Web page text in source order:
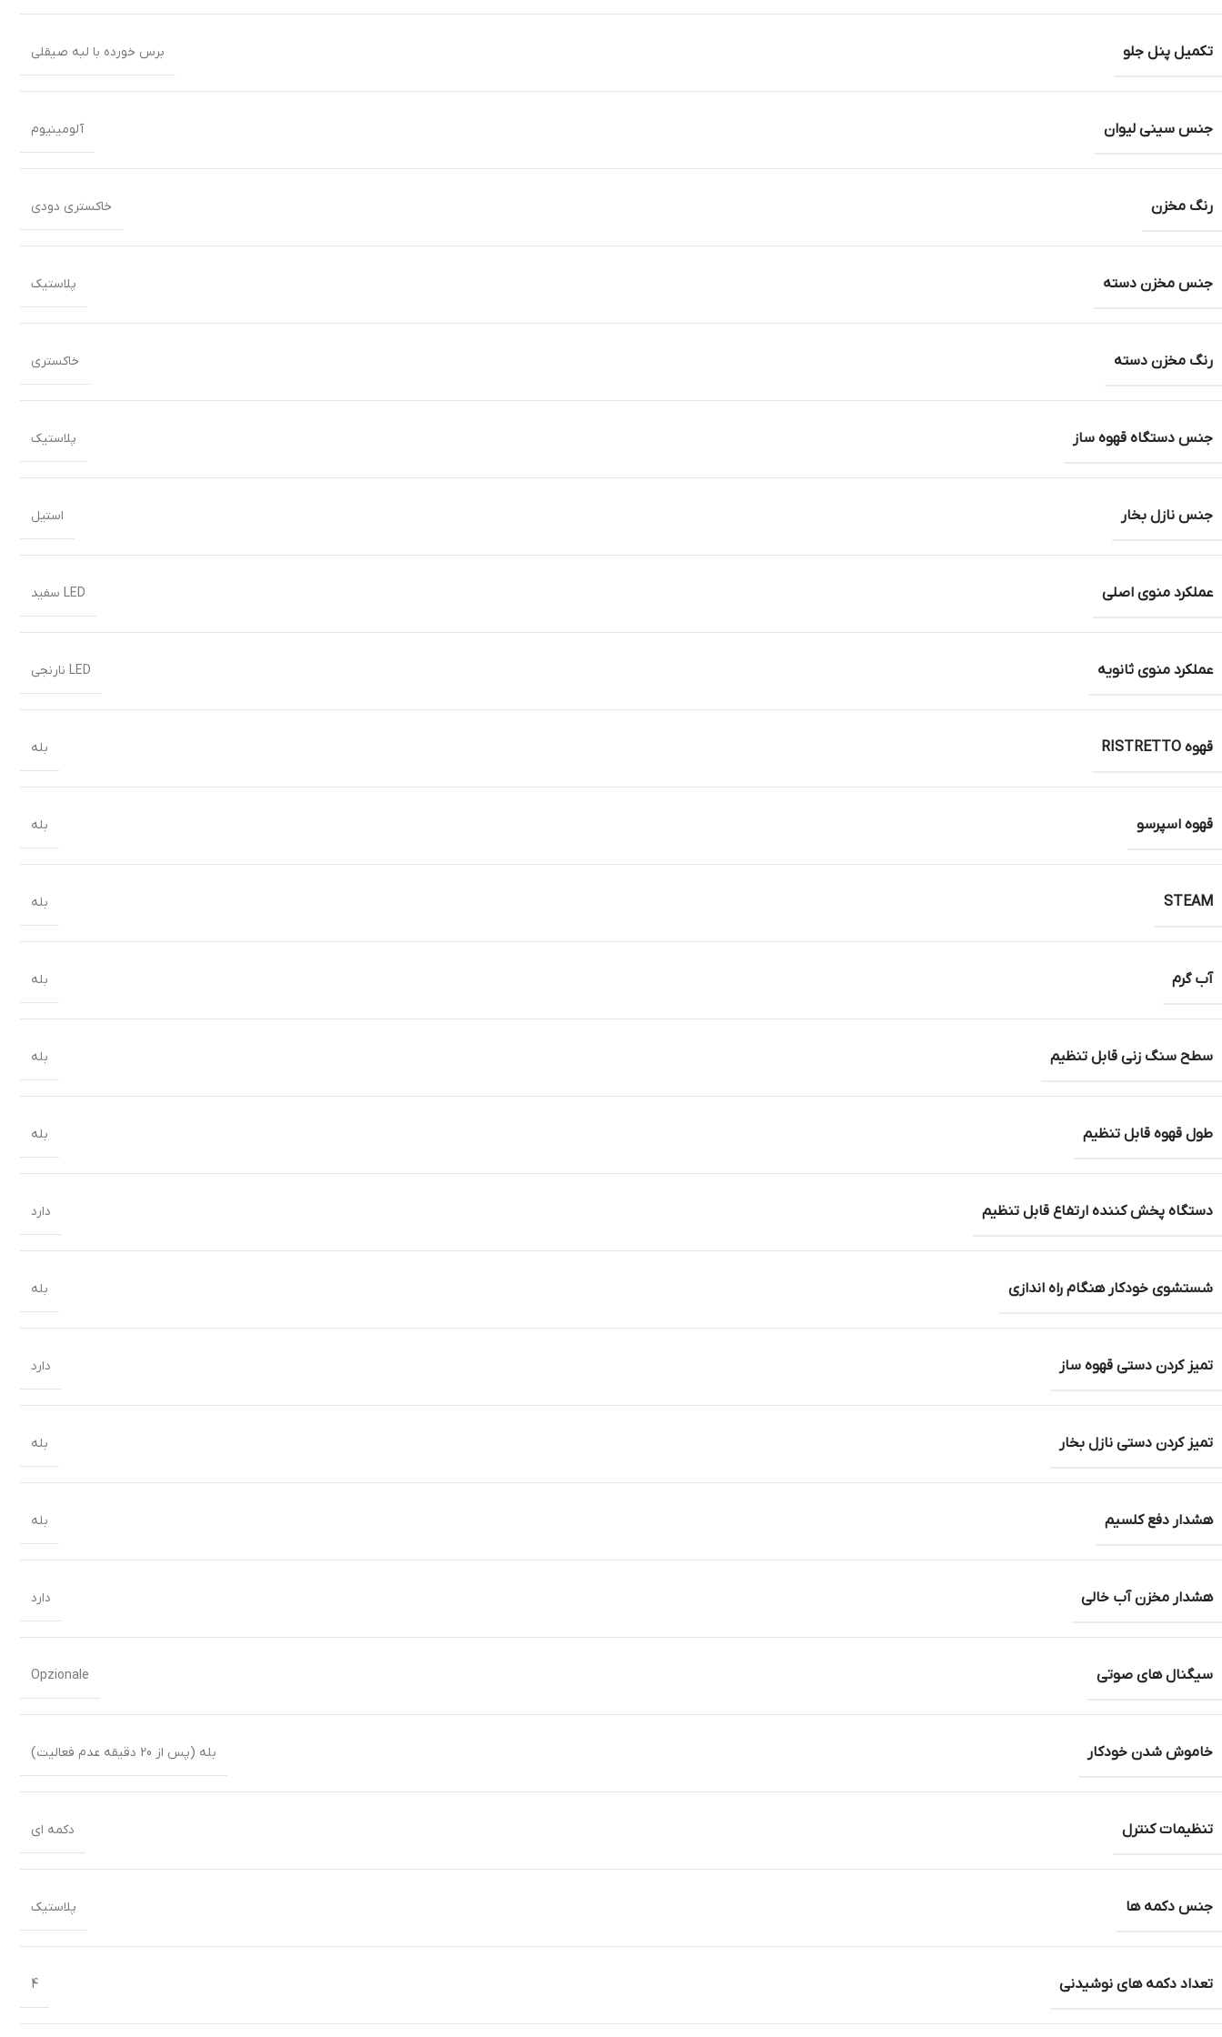
تکمیل پنل جلو برس خورده با لبه صیقلی
جنس سینی لیوان آلومینیوم
رنگ مخزن خاکستری دودی
جنس مخزن دسته پلاستیک
رنگ مخزن دسته خاکستری
جنس دستگاه قهوه ساز پلاستیک
جنس نازل بخار استیل
عملکرد منوی اصلی LED سفید
عملکرد منوی ثانویه LED نارنجی
قهوه RISTRETTO بله
قهوه اسپرسو بله
STEAM بله
آب گرم بله
سطح سنگ زنی قابل تنظیم بله
طول قهوه قابل تنظیم بله
دستگاه پخش کننده ارتفاع قابل تنظیم دارد
شستشوی خودکار هنگام راه اندازی بله
تمیز کردن دستی قهوه ساز دارد
تمیز کردن دستی نازل بخار بله
هشدار دفع کلسیم بله
هشدار مخزن آب خالی دارد
سیگنال های صوتی Opzionale
خاموش شدن خودکار بله (پس از 20 دقیقه عدم فعالیت)
تنظیمات کنترل دکمه ای
جنس دکمه ها پلاستیک
تعداد دکمه های نوشیدنی 4